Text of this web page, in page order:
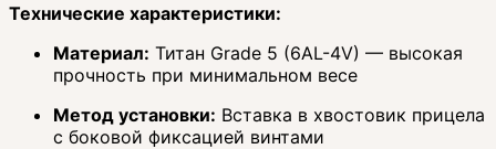
Технические характеристики:
Материал: Титан Grade 5 (6AL-4V) — высокая
прочность при минимальном весе
Метод установки: Вставка в хвостовик прицела
с боковой фиксацией винтами